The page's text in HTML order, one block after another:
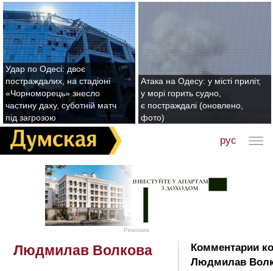
Удар по Одесі: двоє
постраждалих, на стадіоні
«Чорноморець» знесло
частину даху, суботній матч
під загрозою
Атака на Одесу: у місті приліт,
у морі горить судно,
є постраждалі (оновлено,
фото)
рус
Реклама
Людмилав Волкова
Комментарии
Людмилав